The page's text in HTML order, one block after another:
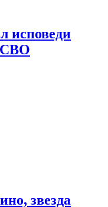
исповеди
СВО
звезда